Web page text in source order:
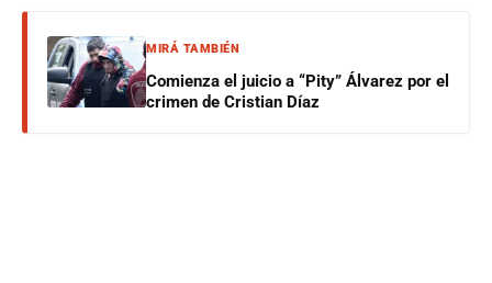
MIRÁ TAMBIÉN
Comienza el juicio a “Pity” Álvarez por el
crimen de Cristian Díaz